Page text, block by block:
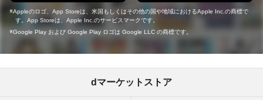
Appleのロゴ、App Storeは、米国もしくはその他の国や地域におけるApple Inc.の商標で
す。App Storeは、Apple Inc.のサービスマークです。
Google Play および Google Play ロゴは Google LLC の商標です。
dマーケットストア